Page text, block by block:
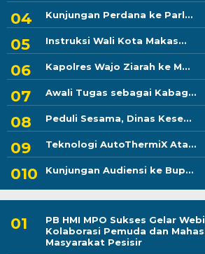
Kunjungan Perdana ke Parl...
Instruksi Wali Kota Makas...
Kapolres Wajo Ziarah ke M...
Awali Tugas sebagai Kabag...
Peduli Sesama, Dinas Kese...
Teknologi AutoThermiX Ata...
Kunjungan Audiensi ke Bup...
PB HMI MPO Sukses Gelar
Kolaborasi Pemuda dan
Masyarakat Pesisir